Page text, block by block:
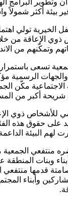
وتطوير البرامج
بيئة أكثر شمولاً
تولي
الإعاقة من
وتمكّنهم من
تسعى
الرسمية
الاجتماعية مكّن
شريحة أكبر من
للأشخاص ذوي
على حقوق هذه
لهم البيئة
منتفعي
وبنات المنطقة
قدمها منتفعي
وأبناء